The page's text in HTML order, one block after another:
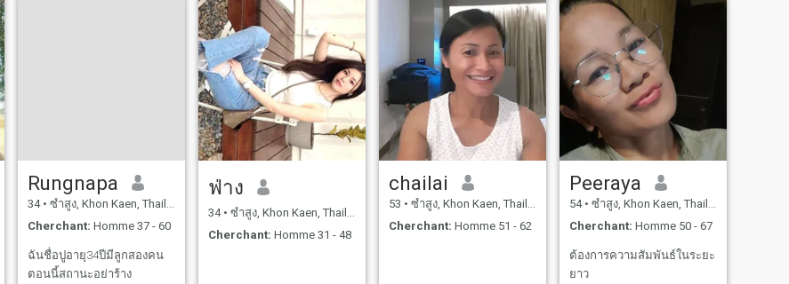
Rungnapa
34 • ซำสูง, Khon Kaen, Thailande
Cherchant: Homme 37 - 60
ฉันชื่อปูอายุ34ปีมีลูกสองคน
ตอนนี้สถานะอย่าร้าง
ฟ่าง
34 • ซำสูง, Khon Kaen, Thailande
Cherchant: Homme 31 - 48
chailai
53 • ซำสูง, Khon Kaen, Thailande
Cherchant: Homme 51 - 62
Peeraya
54 • ซำสูง, Khon Kaen, Thailande
Cherchant: Homme 50 - 67
ต้องการความสัมพันธ์ในระยะ
ยาว